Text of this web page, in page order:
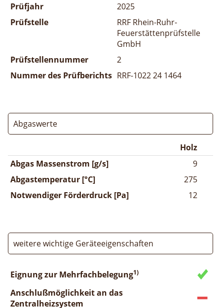
Prüfjahr
2025
Prüfstelle
RRF Rhein-Ruhr-
Feuerstättenprüfstelle
GmbH
Prüfstellennummer
2
Nummer des Prüfberichts RRF-1022 24 1464
Abgaswerte
Holz
Abgas Massenstrom [g/s]
9
Abgastemperatur [°C]
275
Notwendiger Förderdruck [Pa]
12
weitere wichtige Geräteeigenschaften
Eignung zur Mehrfachbelegung1)
Anschlußmöglichkeit an das
Zentralheizsystem